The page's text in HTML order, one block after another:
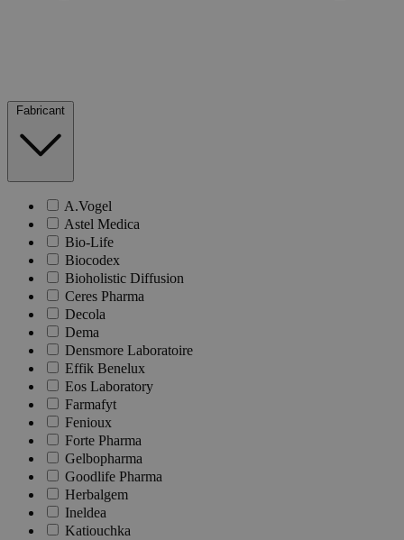
Fabricant
A.Vogel
Astel Medica
Bio-Life
Biocodex
Bioholistic Diffusion
Ceres Pharma
Decola
Dema
Densmore Laboratoire
Effik Benelux
Eos Laboratory
Farmafyt
Fenioux
Forte Pharma
Gelbopharma
Goodlife Pharma
Herbalgem
Ineldea
Katiouchka